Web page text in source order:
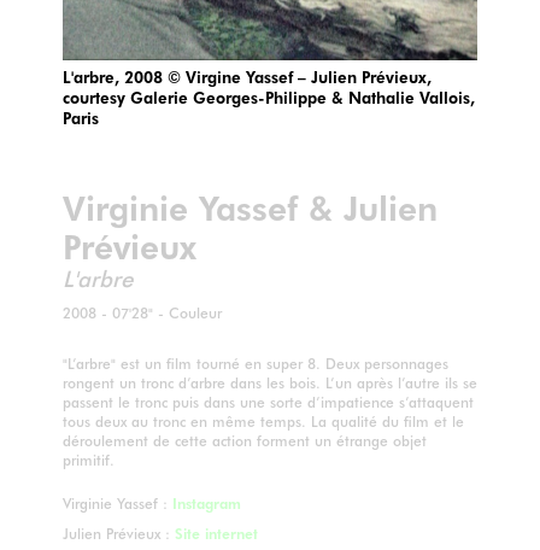
L'arbre, 2008 © Virgine Yassef – Julien Prévieux,
courtesy Galerie Georges-Philippe & Nathalie Vallois,
Paris
Virginie Yassef & Julien
Prévieux
L'arbre
2008 - 07'28" - Couleur
"L’arbre" est un film tourné en super 8. Deux personnages
rongent un tronc d’arbre dans les bois. L’un après l’autre ils se
passent le tronc puis dans une sorte d’impatience s’attaquent
tous deux au tronc en même temps. La qualité du film et le
déroulement de cette action forment un étrange objet
primitif.
Virginie Yassef : Instagram
Julien Prévieux : Site internet